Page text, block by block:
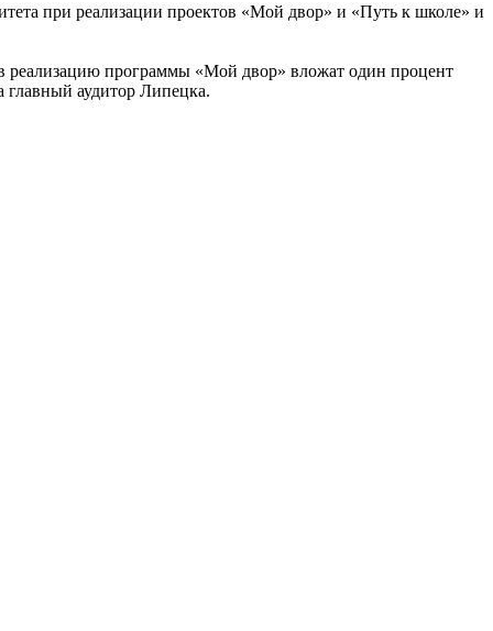
при реализации проектов «Мой двор» и «Путь к школе» и
реализацию программы «Мой двор» вложат один процент
главный аудитор Липецка.